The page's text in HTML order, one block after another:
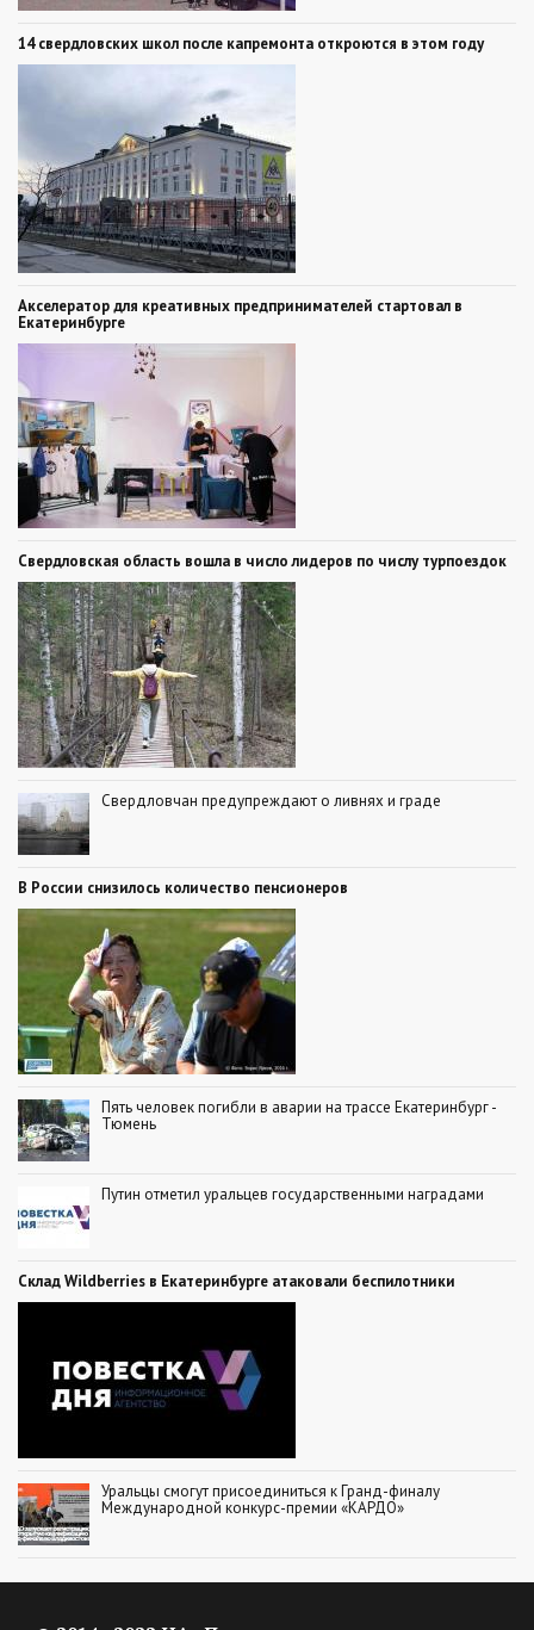
14 свердловских школ после капремонта откроются в этом году
Акселератор для креативных предпринимателей стартовал в
Екатеринбурге
Свердловская область вошла в число лидеров по числу турпоездок
Свердловчан предупреждают о ливнях и граде
В России снизилось количество пенсионеров
Пять человек погибли в аварии на трассе Екатеринбург -
Тюмень
Путин отметил уральцев государственными наградами
Склад Wildberries в Екатеринбурге атаковали беспилотники
Уральцы смогут присоединиться к Гранд-финалу
Международной конкурс-премии «КАРДО»